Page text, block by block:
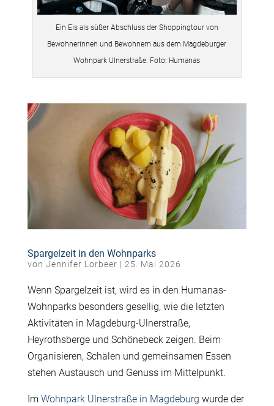
Ein Eis als süßer Abschluss der Shoppingtour von
Bewohnerinnen und Bewohnern aus dem Magdeburger
Wohnpark Ulnerstraße. Foto: Humanas
Spargelzeit in den Wohnparks
von Jennifer Lorbeer | 25. Mai 2026
Wenn Spargelzeit ist, wird es in den Humanas-
Wohnparks besonders gesellig, wie die letzten
Aktivitäten in Magdeburg-Ulnerstraße,
Heyrothsberge und Schönebeck zeigen. Beim
Organisieren, Schälen und gemeinsamen Essen
stehen Austausch und Genuss im Mittelpunkt.
Im Wohnpark Ulnerstraße in Magdeburg wurde der